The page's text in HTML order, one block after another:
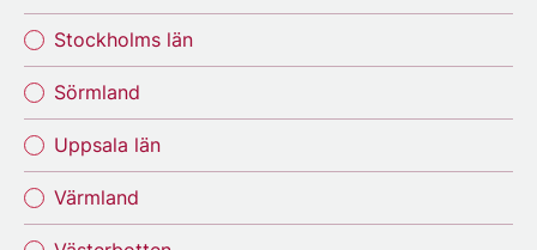
Stockholms län
Sörmland
Uppsala län
Värmland